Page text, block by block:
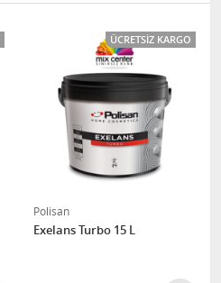
ÜCRETSIZ KARGO
Polisan
Exelans Turbo 15 L